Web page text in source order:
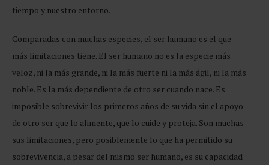
tiempo y nuestro entorno.
Comparadas con muchas especies, el ser humano es el que
más limitaciones tiene. El ser humano no es la especie más
veloz, ni la más grande, ni la más fuerte ni la más ágil, ni la más
noble. Es la más dependiente de otro ser cuando nace. Es
imposible sobrevivir los primeros años de su vida sin el apoyo
de otro ser que lo alimente, que lo cuide y proteja. Son muchas
sus limitaciones, pero posiblemente lo que ha permitido su
sobrevivencia, a pesar del mismo ser humano, es su capacidad